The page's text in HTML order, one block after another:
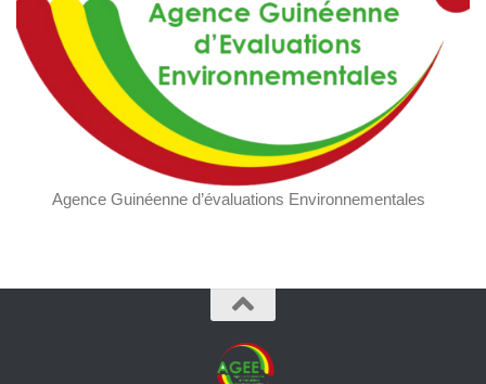
Agence Guinéenne d’évaluations Environnementales